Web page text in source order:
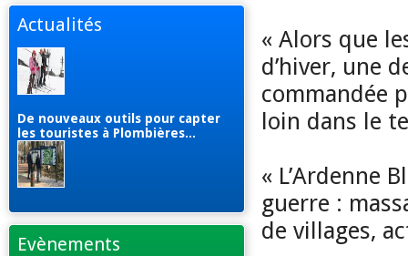
Actualités
De nouveaux outils pour capter
les touristes à Plombières...
Evènements
« Alors que
d’hiver, une
commandée
loin dans le
« L’Ardenne
guerre :
de villages,